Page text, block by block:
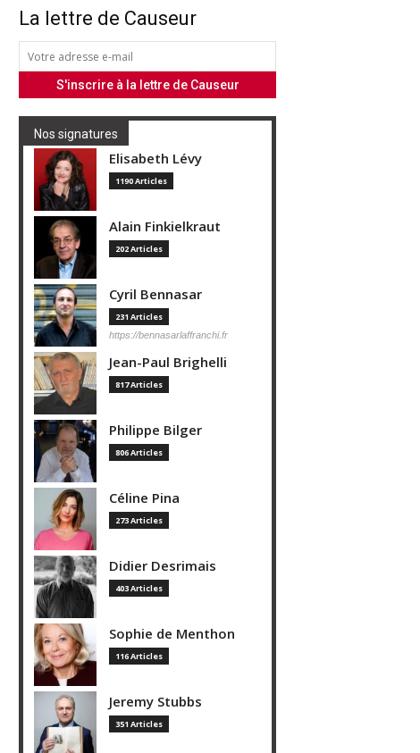
La lettre de Causeur
Nos signatures
Elisabeth Lévy
1190 Articles
Alain Finkielkraut
202 Articles
Cyril Bennasar
231 Articles
https://bennasarlaffranchi.fr
Jean-Paul Brighelli
817 Articles
Philippe Bilger
806 Articles
Céline Pina
273 Articles
Didier Desrimais
403 Articles
Sophie de Menthon
116 Articles
Jeremy Stubbs
351 Articles